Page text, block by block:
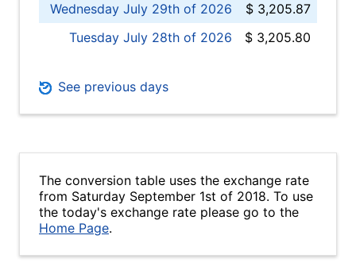
Wednesday July 29th of 2026
$ 3,205.87
Tuesday July 28th of 2026
$ 3,205.80
See previous days
The conversion table uses the exchange rate
from Saturday September 1st of 2018. To use
the today's exchange rate please go to the
Home Page.